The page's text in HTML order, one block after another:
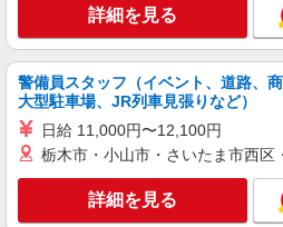
ソフトバンク佐倉臼井店
ソフトバンクショ
月給 233,500円
23,500円 〜 26,200
間あり 6ヶ月 月給
【試用期間】月給
■ソフトバンク
台4丁目 13‐15
詳細を見る
警備員スタッフ（イベント、道路、商
大型駐車場、JR列車見張りなど）
日給 11,000円〜12,100円
栃木市・小山市・さいたま市西
詳細を見る